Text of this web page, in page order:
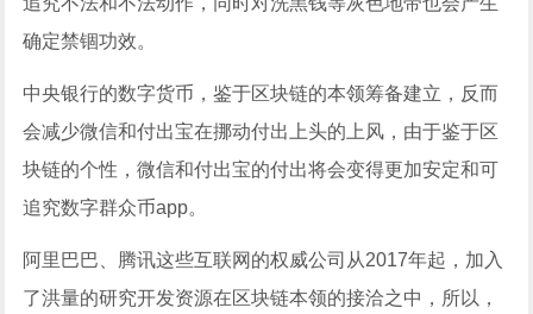
确定禁锢功效。
中央银行的数字货币，鉴于区块链的本领筹备建立，反而
会减少微信和付出宝在挪动付出上头的上风，由于鉴于区
块链的个性，微信和付出宝的付出将会变得更加安定和可
追究数字群众币app。
阿里巴巴、腾讯这些互联网的权威公司从2017年起，加入
了洪量的研究开发资源在区块链本领的接洽之中，所以，